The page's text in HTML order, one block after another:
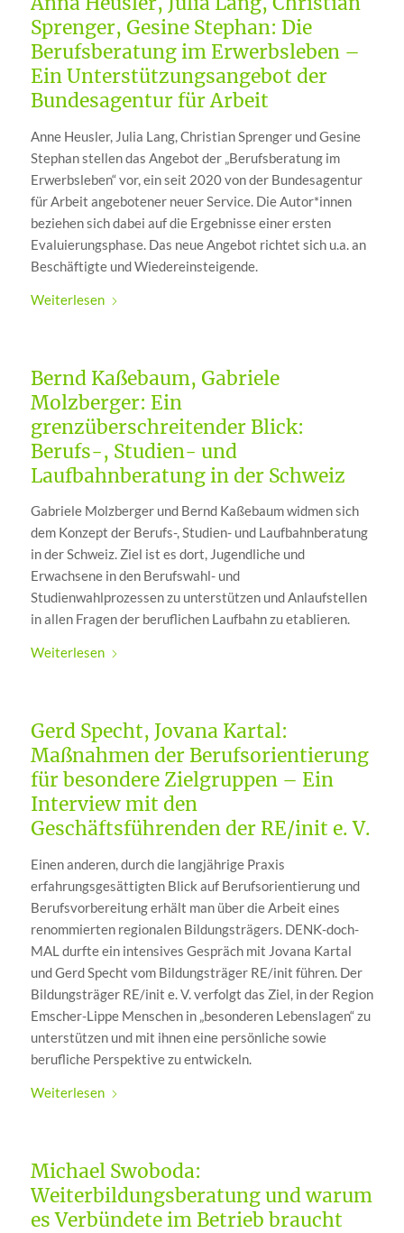
Sprenger, Gesine Stephan: Die
Berufsberatung im Erwerbsleben –
Ein Unterstützungsangebot der
Bundesagentur für Arbeit
Anne Heusler, Julia Lang, Christian Sprenger und Gesine
Stephan stellen das Angebot der „Berufsberatung im
Erwerbsleben“ vor, ein seit 2020 von der Bundesagentur
für Arbeit angebotener neuer Service. Die Autor*innen
beziehen sich dabei auf die Ergebnisse einer ersten
Evaluierungsphase. Das neue Angebot richtet sich u.a. an
Beschäftigte und Wiedereinsteigende.
Weiterlesen
Bernd Kaßebaum, Gabriele
Molzberger: Ein
grenzüberschreitender Blick:
Berufs-, Studien- und
Laufbahnberatung in der Schweiz
Gabriele Molzberger und Bernd Kaßebaum widmen sich
dem Konzept der Berufs-, Studien- und Laufbahnberatung
in der Schweiz. Ziel ist es dort, Jugendliche und
Erwachsene in den Berufswahl- und
Studienwahlprozessen zu unterstützen und Anlaufstellen
in allen Fragen der beruflichen Laufbahn zu etablieren.
Weiterlesen
Gerd Specht, Jovana Kartal:
Maßnahmen der Berufsorientierung
für besondere Zielgruppen – Ein
Interview mit den
Geschäftsführenden der RE/init e. V.
Einen anderen, durch die langjährige Praxis
erfahrungsgesättigten Blick auf Berufsorientierung und
Berufsvorbereitung erhält man über die Arbeit eines
renommierten regionalen Bildungsträgers. DENK-doch-
MAL durfte ein intensives Gespräch mit Jovana Kartal
und Gerd Specht vom Bildungsträger RE/init führen. Der
Bildungsträger RE/init e. V. verfolgt das Ziel, in der Region
Emscher-Lippe Menschen in „besonderen Lebenslagen“ zu
unterstützen und mit ihnen eine persönliche sowie
berufliche Perspektive zu entwickeln.
Weiterlesen
Michael Swoboda:
Weiterbildungsberatung und warum
es Verbündete im Betrieb braucht